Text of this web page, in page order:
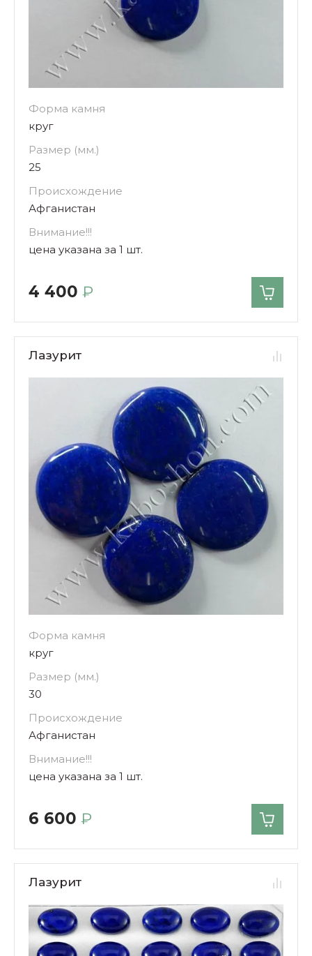
Форма камня
круг
Размер (мм.)
25
Происхождение
Афганистан
Внимание!!!
цена указана за 1 шт.
4 400 ₽
Лазурит
Форма камня
круг
Размер (мм.)
30
Происхождение
Афганистан
Внимание!!!
цена указана за 1 шт.
6 600 ₽
Лазурит